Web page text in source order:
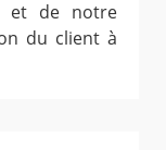
et de notre
du client à